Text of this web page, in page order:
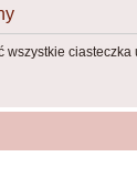
wszystkie